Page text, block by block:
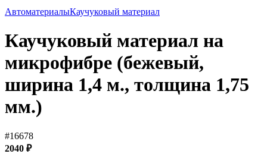
АвтоматериалыКаучуковый материал
Каучуковый материал на
микрофибре (бежевый,
ширина 1,4 м., толщина 1,75
мм.)
#16678
2040 ₽